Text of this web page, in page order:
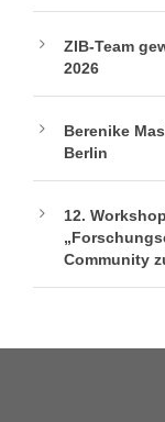
ZIB-Team
2026
Berenike
Berlin
12.
Community